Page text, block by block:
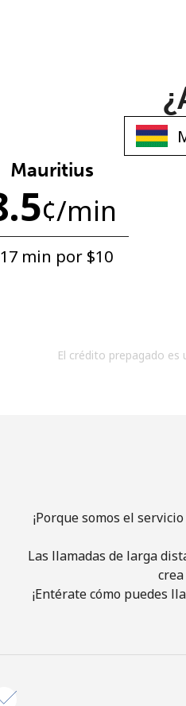
Mauritius
¢/min
min por ⁦$10⁩
El crédito prepagado
¡Porque somos el
Las llamadas de larga
¡Entérate cómo puedes